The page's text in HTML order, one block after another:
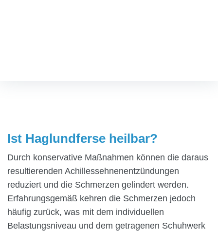
Ist Haglundferse heilbar?
Durch konservative Maßnahmen können die daraus
resultierenden Achillessehnenentzündungen
reduziert und die Schmerzen gelindert werden.
Erfahrungsgemäß kehren die Schmerzen jedoch
häufig zurück, was mit dem individuellen
Belastungsniveau und dem getragenen Schuhwerk